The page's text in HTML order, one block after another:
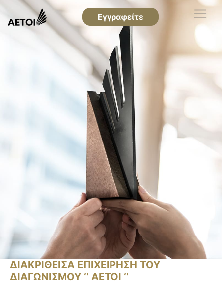
Εγγραφείτε
ΔΙΑΚΡΙΘΕΙΣΑ ΕΠΙΧΕΙΡΗΣΗ ΤΟΥ
ΔΙΑΓΩΝΙΣΜΟΥ ‘’ ΑΕΤΟΙ ‘’